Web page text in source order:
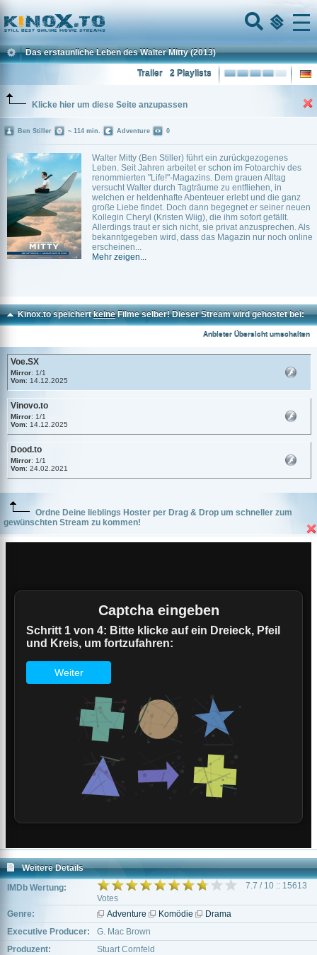
Home
Menu
Das erstaunliche Leben des Walter Mitty (2013)
2 Playlists
Trailer
Klicke hier um diese Seite anzupassen
Walter Mitty (Ben Stiller) führt ein zurückgezogenes
Leben. Seit Jahren arbeitet er schon im Fotoarchiv des
renommierten "Life!"-Magazins. Dem grauen Alltag
versucht Walter durch Tagträume zu entfliehen, in
welchen er heldenhafte Abenteuer erlebt und die ganz
große Liebe findet. Doch dann begegnet er seiner neuen
Kollegin Cheryl (Kristen Wiig), die ihm sofort gefällt.
Allerdings traut er sich nicht, sie privat anzusprechen. Als
bekanntgegeben wird, dass das Magazin nur noch online
erscheinen...
Mehr zeigen...
Ben Stiller ~ 114 min. Adventure 0
Kinox.to speichertkeineFilme selber! Dieser Stream wird gehostet bei:
Anbieter Übersicht umschalten
Voe.SX
Mirror: 1/1
Vom: 14.12.2025
Vinovo.to
Mirror: 1/1
Vom: 14.12.2025
Dood.to
Mirror: 1/1
Vom: 24.02.2021
Ordne Deine lieblings Hoster per Drag & Drop um schneller zum
gewünschten Stream zu kommen!
Weitere Details
IMDb Wertung:
7.7 / 10 :: 15613
Votes
Genre:
Adventure Komödie
Drama
Executive Producer:
G. Mac Brown
Produzent:
Stuart Cornfeld